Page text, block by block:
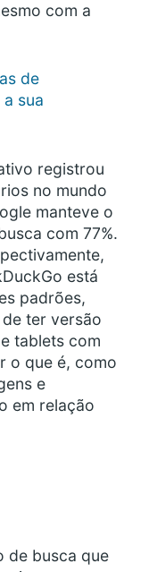
com a
de
sua
registrou
no mundo
manteve o
com 77%.
está
padrões,
ter versão
tablets com
o que é, como
e
em relação
de busca que